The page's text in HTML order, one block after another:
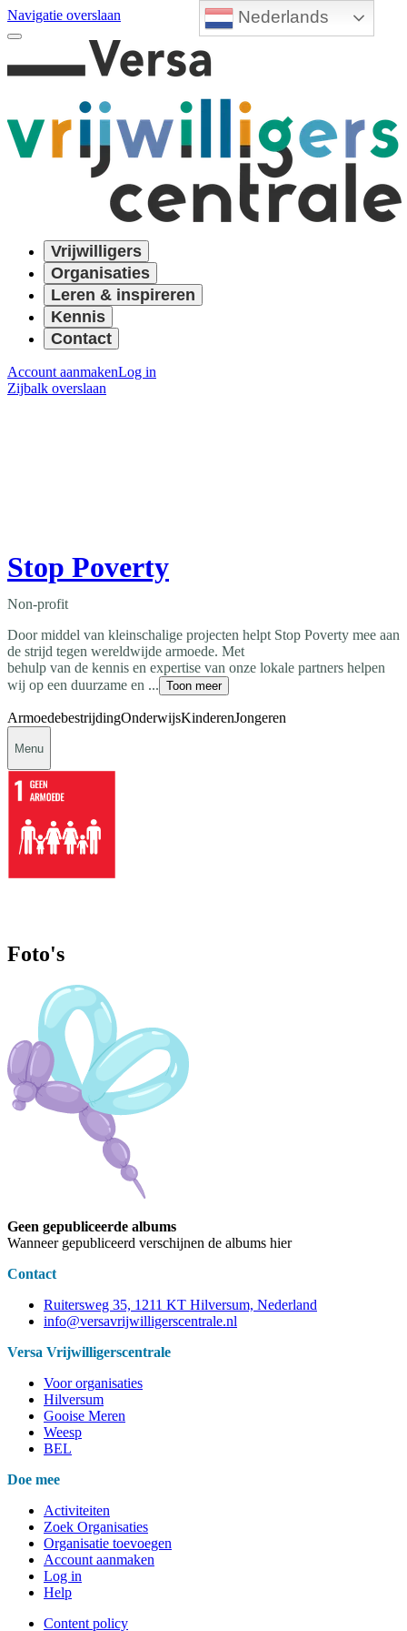
Nederlands
Navigatie overslaan
Vrijwilligers
Organisaties
Leren & inspireren
Kennis
Contact
Account aanmakenLog in
Zijbalk overslaan
Stop Poverty
Non-profit
Door middel van kleinschalige projecten helpt Stop Poverty mee aan
de strijd tegen wereldwijde armoede. Met
behulp van de kennis en expertise van onze lokale partners helpen
wij op een duurzame en ... Toon meer
ArmoedebestrijdingOnderwijsKinderenJongeren
Menu
Foto's
Geen gepubliceerde albums
Wanneer gepubliceerd verschijnen de albums hier
Contact
Ruitersweg 35, 1211 KT Hilversum, Nederland
info@versavrijwilligerscentrale.nl
Versa Vrijwilligerscentrale
Voor organisaties
Hilversum
Gooise Meren
Weesp
BEL
Doe mee
Activiteiten
Zoek Organisaties
Organisatie toevoegen
Account aanmaken
Log in
Help
Content policy